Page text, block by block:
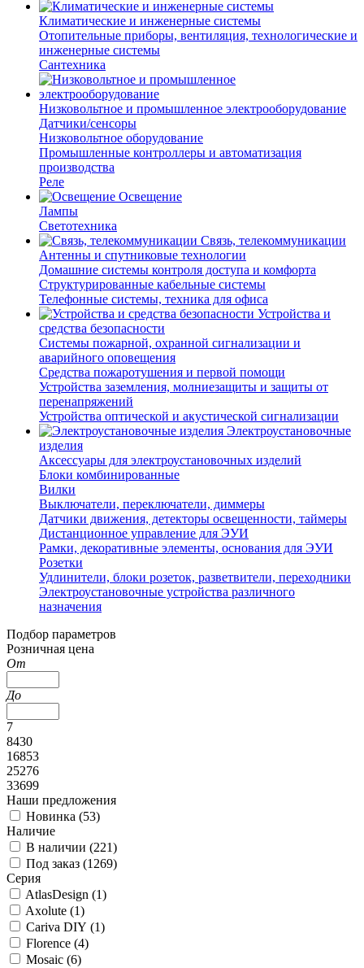
Климатические и инженерные системы
Отопительные приборы, вентиляция, технологические и
инженерные системы
Сантехника
Низковольтное и промышленное электрооборудование
Датчики/сенсоры
Низковольтное оборудование
Промышленные контроллеры и автоматизация
производства
Реле
Освещение
Лампы
Светотехника
Связь, телекоммуникации
Антенны и спутниковые технологии
Домашние системы контроля доступа и комфорта
Структурированные кабельные системы
Телефонные системы, техника для офиса
Устройства и
средства безопасности
Системы пожарной, охранной сигнализации и
аварийного оповещения
Средства пожаротушения и первой помощи
Устройства заземления, молниезащиты и защиты от
перенапряжений
Устройства оптической и акустической сигнализации
Электроустановочные
изделия
Аксессуары для электроустановочных изделий
Блоки комбинированные
Вилки
Выключатели, переключатели, диммеры
Датчики движения, детекторы освещенности, таймеры
Дистанционное управление для ЭУИ
Рамки, декоративные элементы, основания для ЭУИ
Розетки
Удлинители, блоки розеток, разветвители, переходники
Электроустановочные устройства различного
назначения
Подбор параметров
Розничная цена
От
До
7
8430
16853
25276
33699
Наши предложения
Новинка (53)
Наличие
В наличии (221)
Под заказ (1269)
Серия
AtlasDesign (1)
Axolute (1)
Cariva DIY (1)
Florence (4)
Mosaic (6)